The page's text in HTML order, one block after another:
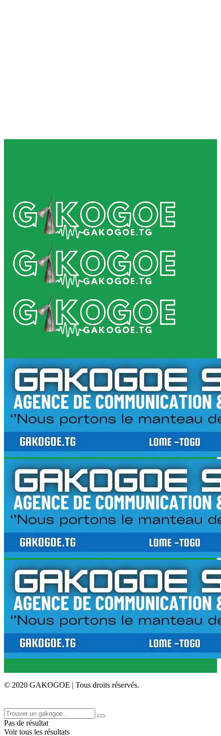
© 2020 GAKOGOE | Tous droits réservés.
Pas de résultat
Voir tous les résultats